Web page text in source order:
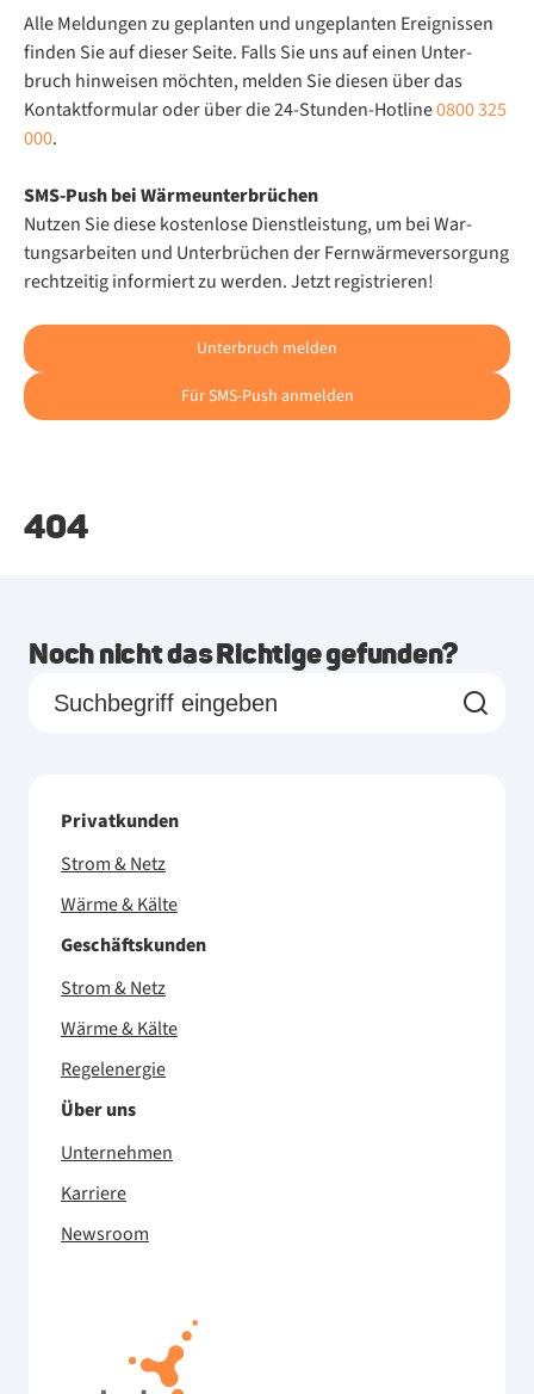
Alle Mel­dun­gen zu ge­plan­ten und un­ge­plan­ten Er­eig­nis­sen
fin­den Sie auf die­ser Sei­te. Falls Sie uns auf ei­nen Un­ter­
bruch hin­wei­sen möch­ten, mel­den Sie die­sen über das
Kontaktformular oder über die 24-Stun­den-Hot­line0800 325
000.
SMS-Push bei Wär­me­un­ter­brü­chen
Nut­zen Sie die­se kos­ten­lo­se Dienst­leis­tung, um bei War­
tungs­ar­bei­ten und Un­ter­brü­chen der Fern­wär­me­ver­sor­gung
recht­zei­tig in­for­miert zu wer­den. Jetzt registrieren!
Unterbruch melden
Für SMS-Push anmelden
404
Noch nicht das Richtige gefunden?
Privatkunden
Strom & Netz
Wärme & Kälte
Geschäftskunden
Strom & Netz
Wärme & Kälte
Regelenergie
Über uns
Unternehmen
Karriere
Newsroom